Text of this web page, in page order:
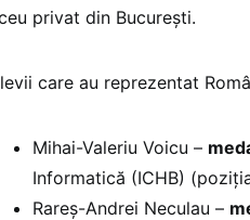
privat din București.
care au reprezentat
Mihai-Valeriu Voicu –
Informatică (ICHB)
Rareș-Andrei Neculau –